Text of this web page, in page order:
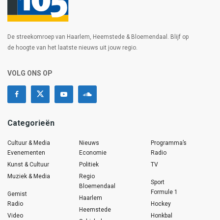
De streekomroep van Haarlem, Heemstede & Bloemendaal. Blijf op
de hoogte van het laatste nieuws uit jouw regio.
VOLG ONS OP
Categorieën
Cultuur & Media
Evenementen
Kunst & Cultuur
Muziek & Media
Gemist
Radio
Video
Nieuws
Economie
Politiek
Regio
Bloemendaal
Haarlem
Heemstede
Programma’s
Radio
TV
Sport
Formule 1
Hockey
Honkbal